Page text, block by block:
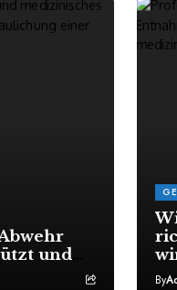
und
By